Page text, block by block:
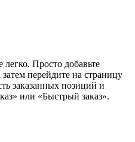
Просто добавьте
перейдите на страницу
заказанных позиций и
или «Быстрый заказ».